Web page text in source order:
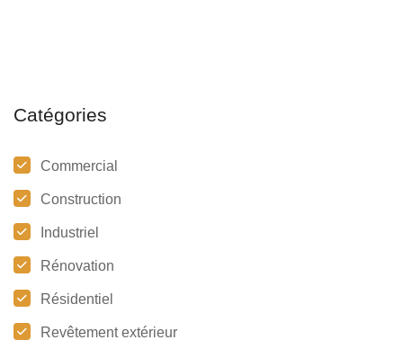
Catégories
Commercial
Construction
Industriel
Rénovation
Résidentiel
Revêtement extérieur